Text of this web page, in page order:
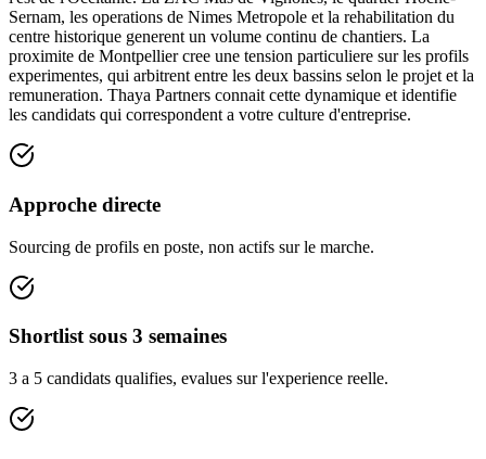
Sernam, les operations de Nimes Metropole et la rehabilitation du
centre historique generent un volume continu de chantiers. La
proximite de Montpellier cree une tension particuliere sur les profils
experimentes, qui arbitrent entre les deux bassins selon le projet et la
remuneration. Thaya Partners connait cette dynamique et identifie
les candidats qui correspondent a votre culture d'entreprise.
Approche directe
Sourcing de profils en poste, non actifs sur le marche.
Shortlist sous 3 semaines
3 a 5 candidats qualifies, evalues sur l'experience reelle.